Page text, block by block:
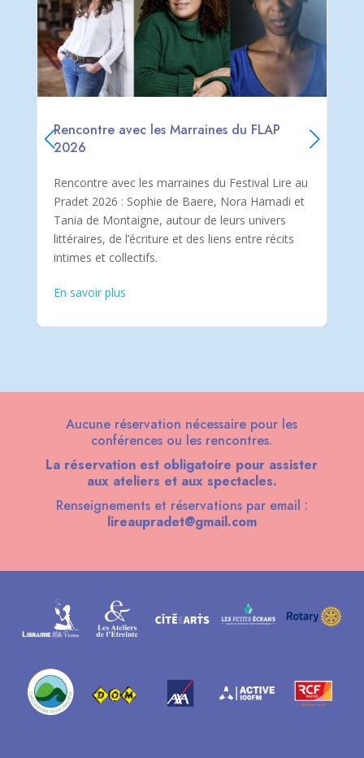
Rencontre avec les Marraines du FLAP
2026
Rencontre avec les marraines du Festival Lire au
Pradet 2026 : Sophie de Baere, Nora Hamadi et
Tania de Montaigne, autour de leurs univers
littéraires, de l’écriture et des liens entre récits
intimes et collectifs.
En savoir plus
Aucune réservation nécessaire pour les
conférences ou les rencontres.
La réservation est obligatoire pour assister
aux ateliers et aux spectacles.
Renseignements et réservations par email :
lireaupradet@gmail.com